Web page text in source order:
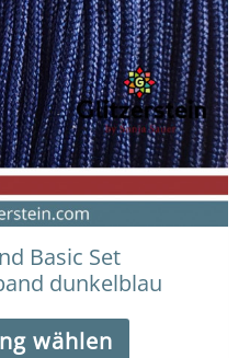
Basic Set
dunkelblau
wählen
Varianten
auf.
Die
Optionen
können
auf
der